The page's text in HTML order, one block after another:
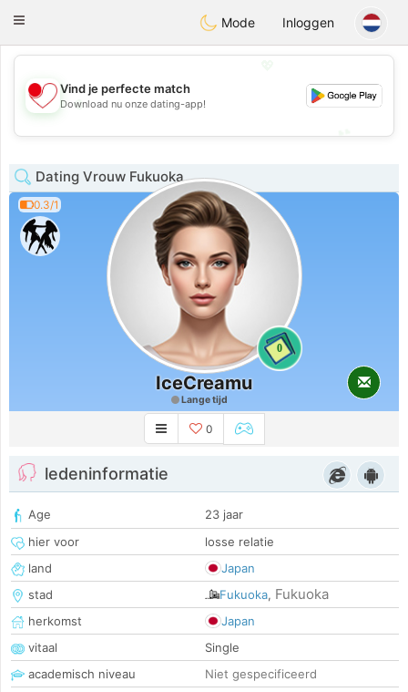
日本 Chat
Toggle
Mode Inloggen
💖
💕
Vind je perfecte match
Download nu onze dating-app!
Dating Vrouw Fukuoka
0.3/1
0
IceCreamu
Lange tijd
0
ledeninformatie
Age
23 jaar
hier voor
losse relatie
land
Japan
stad
Fukuoka, Fukuoka
herkomst
Japan
vitaal
Single
academisch niveau
Niet gespecificeerd